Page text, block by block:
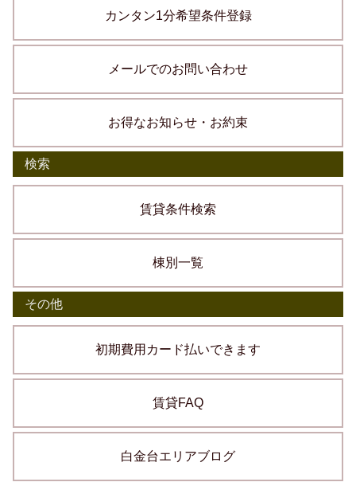
カンタン1分希望条件登録
メールでのお問い合わせ
お得なお知らせ・お約束
検索
賃貸条件検索
棟別一覧
その他
初期費用カード払いできます
賃貸FAQ
白金台エリアブログ